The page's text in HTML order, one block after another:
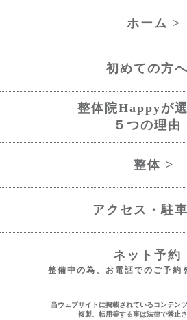
ホーム >
初めての方
整体院Happyが
５つの理由
整体 >
アクセス・駐
ネット予約
整備中の為、お電話でのご予約
当ウェブサイトに掲載されているコンテン
複製、転用等する事は法律で禁止さ